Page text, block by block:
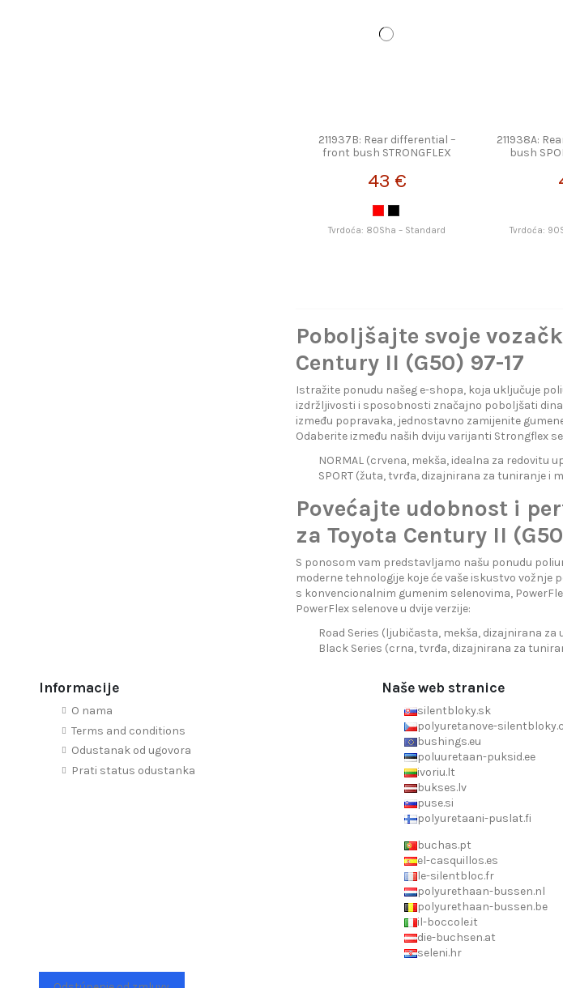
211937B: Rear differential –
front bush STRONGFLEX
43 €
Tvrdoća: 80Sha – Standard
211938A:
bush
Tvrdoća:
Poboljšajte svoje
Century II (G50) 97-17
Istražite ponudu našeg e-shopa, koja uključuje
izdržljivosti i sposobnosti značajno poboljšati
između popravaka, jednostavno zamijenite
Odaberite između naših dviju varijanti Strongflex
NORMAL (crvena, mekša, idealna za redovitu
SPORT (žuta, tvrđa, dizajnirana za tuniranje i
Povećajte udobnost i
za Toyota Century II
S ponosom vam predstavljamo našu ponudu
moderne tehnologije koje će vaše iskustvo vožnje
s konvencionalnim gumenim selenovima,
PowerFlex selenove u dvije verzije:
Road Series (ljubičasta, mekša, dizajnirana
Black Series (crna, tvrđa, dizajnirana za
Informacije
O nama
Terms and conditions
Odustanak od ugovora
Prati status odustanka
Naše web stranice
silentbloky.sk
polyuretanove-
bushings.eu
poluuretaan-puksid.ee
ivoriu.lt
bukses.lv
puse.si
polyuretaani-puslat.fi
buchas.pt
el-casquillos.es
le-silentbloc.fr
polyurethaan-bussen.nl
polyurethaan-bussen.be
il-boccole.it
die-buchsen.at
seleni.hr